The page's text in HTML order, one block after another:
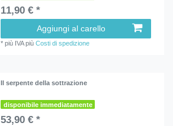
11,90 € *
Aggiungi al carello
*più IVApiùCosti di spedizione
Il serpente della sottrazione
disponibile immediatamente
53,90 € *